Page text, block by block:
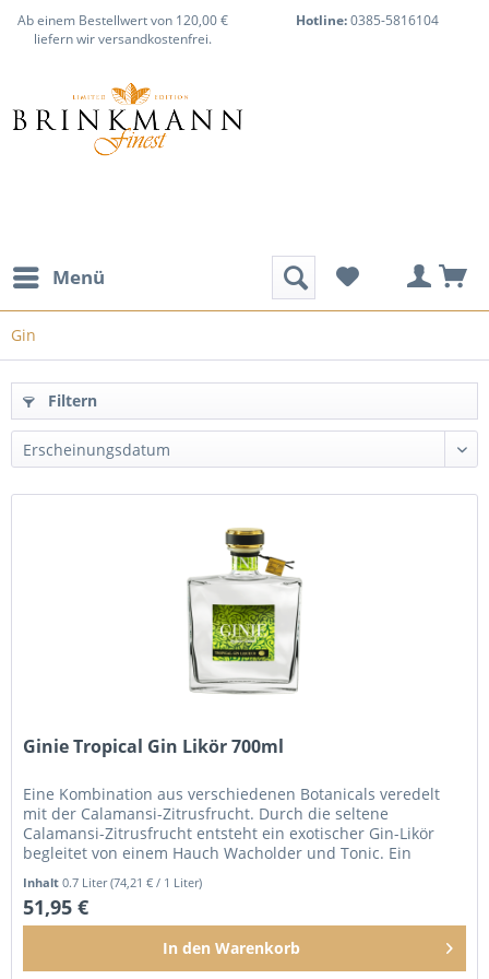
Ab einem Bestellwert von 120,00 €
liefern wir versandkostenfrei.
Hotline:0385-5816104
Menü
Gin
Filtern
Ginie Tropical Gin Likör 700ml
Eine Kombination aus verschiedenen Botanicals veredelt
mit der Calamansi-Zitrusfrucht. Durch die seltene
Calamansi-Zitrusfrucht entsteht ein exotischer Gin-Likör
begleitet von einem Hauch Wacholder und Tonic. Ein
Inhalt0.7 Liter(74,21 € / 1 Liter)
51,95 €
In den Warenkorb